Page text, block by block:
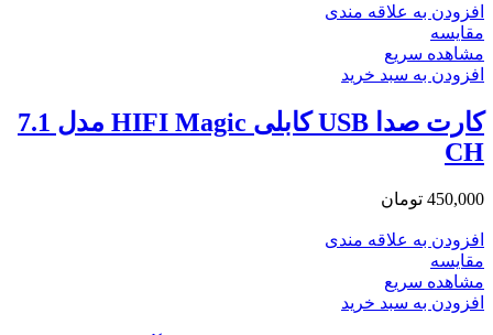
افزودن به علاقه مندی
مقایسه
مشاهده سریع
افزودن به سبد خرید
کارت صدا USB کابلی HIFI Magic مدل 7.1
CH
450,000 تومان
افزودن به علاقه مندی
مقایسه
مشاهده سریع
افزودن به سبد خرید